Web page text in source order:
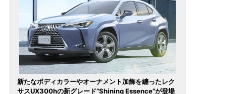
新たなボディカラーやオーナメント加飾を纏ったレク
サスUX300hの新グレード“Shining Essence”が登場